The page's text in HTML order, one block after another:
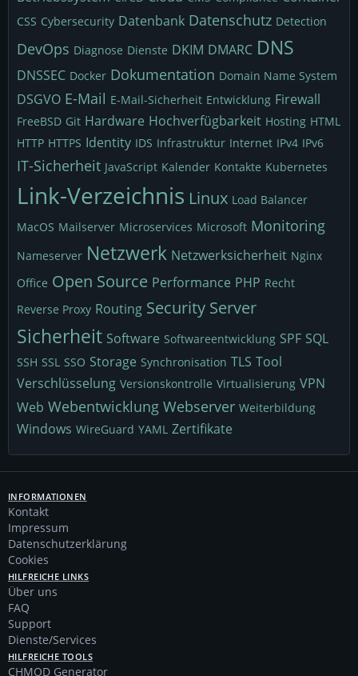
CSS Cybersecurity Datenbank Datenschutz Detection
DevOps Diagnose Dienste DKIM DMARC DNS
DNSSEC Docker Dokumentation Domain Name System
DSGVO E-Mail E-Mail-Sicherheit Entwicklung Firewall
FreeBSD Git Hardware Hochverfügbarkeit Hosting HTML
HTTP HTTPS Identity IDS Infrastruktur Internet IPv4 IPv6
IT-Sicherheit JavaScript Kalender Kontakte Kubernetes
Link-Verzeichnis Linux Load Balancer
MacOS Mailserver Microservices Microsoft Monitoring
Nameserver Netzwerk Netzwerksicherheit Nginx
Office Open Source Performance PHP Recht
Reverse Proxy Routing Security Server
Sicherheit Software Softwareentwicklung SPF SQL
SSH SSL SSO Storage Synchronisation TLS Tool
Verschlüsselung Versionskontrolle Virtualisierung VPN
Web Webentwicklung Webserver Weiterbildung
Windows WireGuard YAML Zertifikate
INFORMATIONEN
Kontakt
Impressum
Datenschutzerklärung
Cookies
HILFREICHE LINKS
Über uns
FAQ
Support
Dienste/Services
HILFREICHE TOOLS
CHMOD Generator